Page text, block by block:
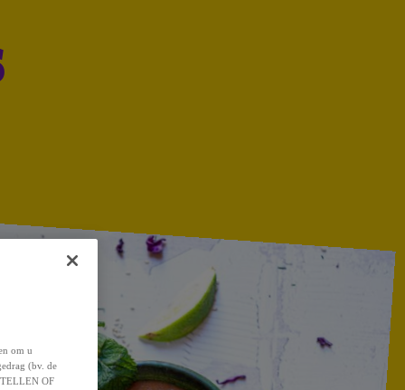
om u
(bv. de
OF